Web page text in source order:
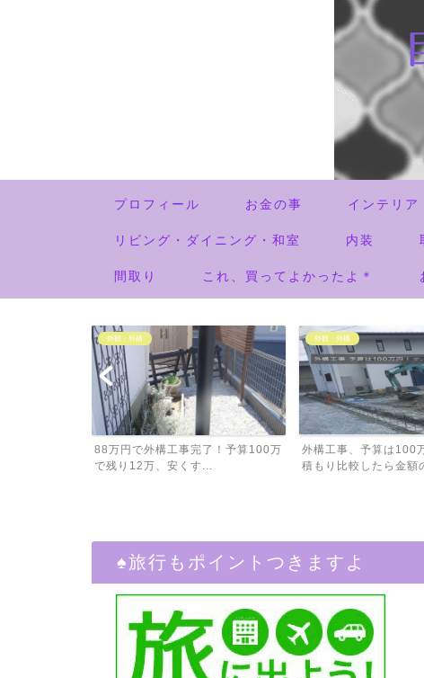
プロフィール お金の事 インテリア
リビング・ダイニング・和室 内装
間取り これ、買ってよかったよ＊
外観・外構
88万円で外構工事完了！予算100万
で残り12万、安くす...
外観・外構
外構工事、予算は100
積もり比較したら金額
♠︎旅行もポイントつきますよ